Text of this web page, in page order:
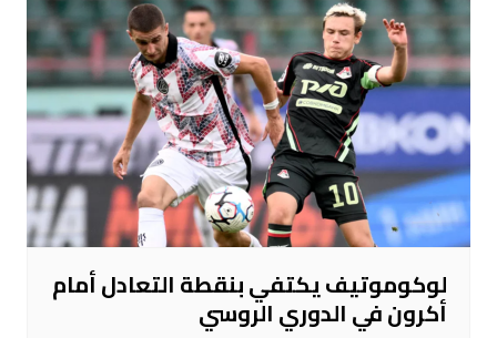
لوكوموتيف يكتفي بنقطة التعادل أمام
أكرون في الدوري الروسي